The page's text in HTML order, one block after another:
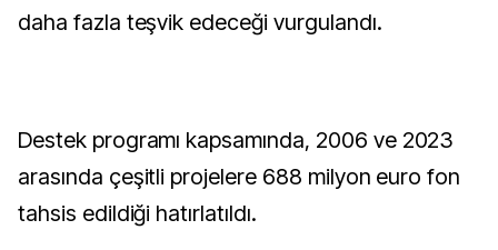
daha fazla teşvik edeceği vurgulandı.
Destek programı kapsamında, 2006 ve 2023
arasında çeşitli projelere 688 milyon euro fon
tahsis edildiği hatırlatıldı.